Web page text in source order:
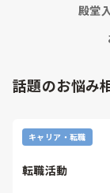
殿堂
話題のお悩み
キャリア・転職
転職活動